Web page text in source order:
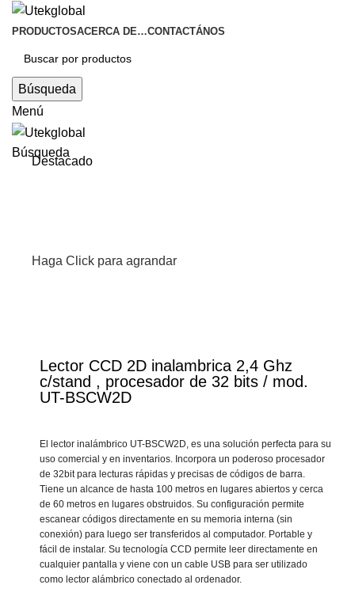
PRODUCTOSACERCA DE…CONTACTÁNOS
Búsqueda
Menú
Búsqueda
Destacado
Haga Click para agrandar
Lector CCD 2D inalambrica 2,4 Ghz
c/stand , procesador de 32 bits / mod.
UT-BSCW2D
El lector inalámbrico UT-BSCW2D, es una solución perfecta para su
uso comercial y en inventarios. Incorpora un poderoso procesador
de 32bit para lecturas rápidas y precisas de códigos de barra.
Tiene un alcance de hasta 100 metros en lugares abiertos y cerca
de 60 metros en lugares obstruidos. Su configuración permite
escanear códigos directamente en su memoria interna (sin
conexión) para luego ser transferidos al computador. Portable y
fácil de instalar. Su tecnología CCD permite leer directamente en
cualquier pantalla y viene con un cable USB para ser utilizado
como lector alámbrico conectado al ordenador.